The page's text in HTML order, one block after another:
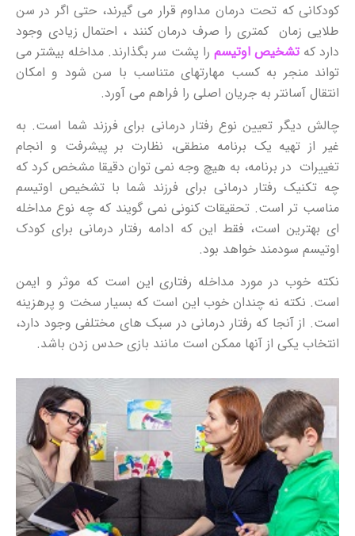
کودکانی که تحت درمان مداوم قرار می گیرند، حتی اگر در سن
طلایی زمان کمتری را صرف درمان کنند ، احتمال زیادی وجود
دارد کهتشخیص اوتیسم را پشت سر بگذارند. مداخله بیشتر می
تواند منجر به کسب مهارتهای متناسب با سن شود و امکان
انتقال آسانتر به جریان اصلی را فراهم می آورد.
چالش دیگر تعیین نوع رفتار درمانی برای فرزند شما است. به
غیر از تهیه یک برنامه منطقی، نظارت بر پیشرفت و انجام
تغییرات در برنامه، به هیچ وجه نمی توان دقیقا مشخص کرد که
چه تکنیک رفتار درمانی برای فرزند شما با تشخیص اوتیسم
مناسب تر است. تحقیقات کنونی نمی گویند که چه نوع مداخله
ای بهترین است، فقط این که ادامه رفتار درمانی برای کودک
اوتیسم سودمند خواهد بود.
نکته خوب در مورد مداخله رفتاری این است که موثر و ایمن
است. نکته نه چندان خوب این است که بسیار سخت و پرهزینه
است. از آنجا که رفتار درمانی در سبک های مختلفی وجود دارد،
انتخاب یکی از آنها ممکن است مانند بازی حدس زدن باشد.